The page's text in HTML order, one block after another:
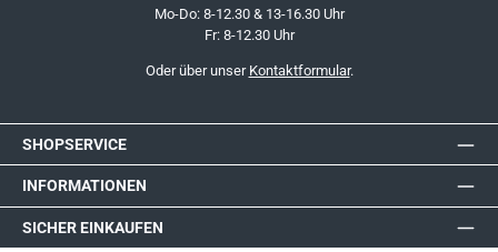
Mo-Do: 8-12.30 & 13-16.30 Uhr
Fr: 8-12.30 Uhr
Oder über unser Kontaktformular.
SHOPSERVICE
INFORMATIONEN
SICHER EINKAUFEN